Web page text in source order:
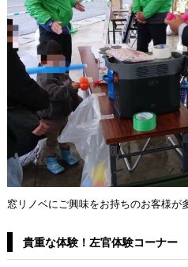
窓リノベにご興味をお持ちのお客様が
貴重な体験！左官体験コーナー